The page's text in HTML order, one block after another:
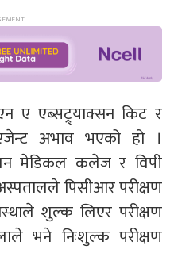
ए एब्सट्र्याक्सन किट र
अभाव भएको हो ।
मेडिकल कलेज र विपी
पिसीआर परीक्षण
शुल्क लिएर परीक्षण
भने निःशुल्क परीक्षण